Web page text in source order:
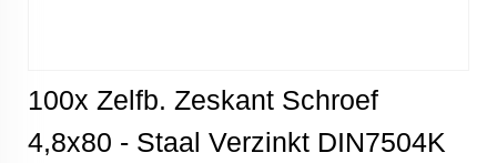
100x Zelfb. Zeskant Schroef
4,8x80 - Staal Verzinkt DIN7504K